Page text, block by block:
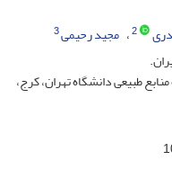
2 مجید رحیمی3
طبیعی دانشگاه تهران، کرج،